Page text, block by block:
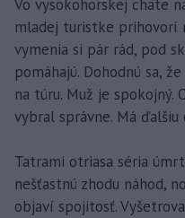
Vo vysokohorskej chate
mladej turistke prihovorí
vymenia si pár rád, pod
pomáhajú. Dohodnú sa,
na túru. Muž je spokojný.
vybral správne. Má ďalšiu
Tatrami otriasa séria
nešťastnú zhodu náhod,
objaví spojitosť.